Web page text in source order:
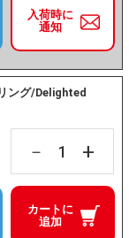
入荷時に
通知
ング/Delighted
－ +
カートに
追加